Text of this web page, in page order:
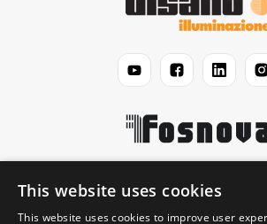
Disano
This website uses cookies
This website uses cookies to improve user